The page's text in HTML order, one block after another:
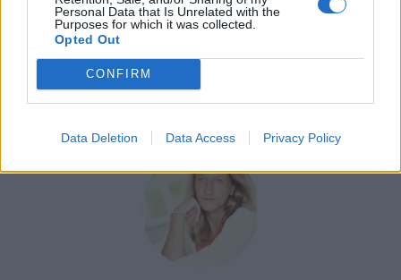
Personal Data that Is Unrelated with the
Purposes for which it was collected.
Opted Out
CONFIRM
Data Deletion Data Access Privacy Policy
Les connaissances de nos grand-mères continueront
ainsi à être transmises de génération en génération.
ASTUCES